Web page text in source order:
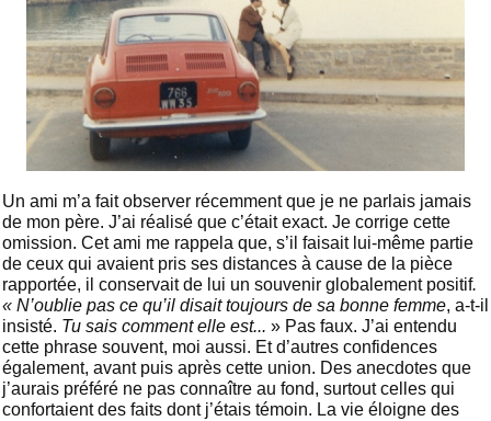
Un ami m’a fait observer récemment que je ne parlais jamais
de mon père. J’ai réalisé que c’était exact. Je corrige cette
omission. Cet ami me rappela que, s’il faisait lui-même partie
de ceux qui avaient pris ses distances à cause de la pièce
rapportée, il conservait de lui un souvenir globalement positif.
« N’oublie pas ce qu’il disait toujours de sa bonne femme, a-t-il
insisté. Tu sais comment elle est... » Pas faux. J’ai entendu
cette phrase souvent, moi aussi. Et d’autres confidences
également, avant puis après cette union. Des anecdotes que
j’aurais préféré ne pas connaître au fond, surtout celles qui
confortaient des faits dont j’étais témoin. La vie éloigne des